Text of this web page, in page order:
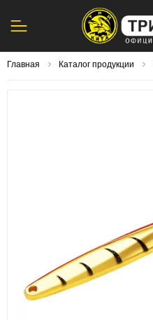
Главная Каталог продукции